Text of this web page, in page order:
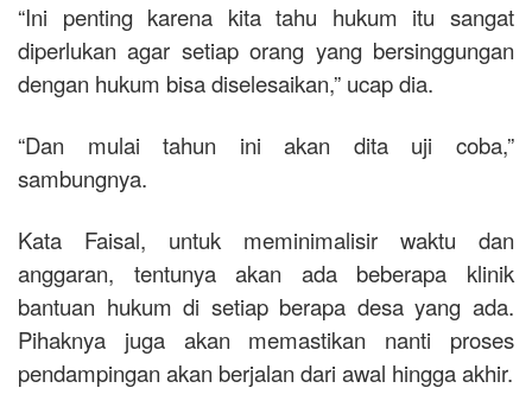
“Ini penting karena kita tahu hukum itu sangat
diperlukan agar setiap orang yang bersinggungan
dengan hukum bisa diselesaikan,” ucap dia.
“Dan mulai tahun ini akan dita uji coba,”
sambungnya.
Kata Faisal, untuk meminimalisir waktu dan
anggaran, tentunya akan ada beberapa klinik
bantuan hukum di setiap berapa desa yang ada.
Pihaknya juga akan memastikan nanti proses
pendampingan akan berjalan dari awal hingga akhir.